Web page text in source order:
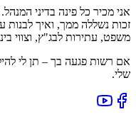
אני מכיר כל פינה בדיני
זכות נשללה ממך, ואיך לבנות
משפט, עתירות לבג"ץ, וצווי
אם רשות פגעה בך – תן לי
שלי.